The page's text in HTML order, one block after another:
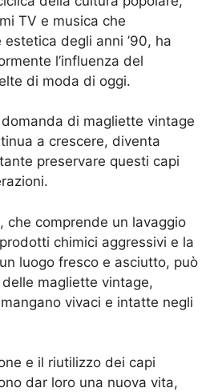
TV e musica che
degli anni ’90, ha
l’influenza del
di moda di oggi.
di magliette vintage
a crescere, diventa
preservare questi capi
che comprende un lavaggio
chimici aggressivi e la
luogo fresco e asciutto, può
magliette vintage,
vivaci e intatte negli
e il riutilizzo dei capi
dar loro una nuova vita,